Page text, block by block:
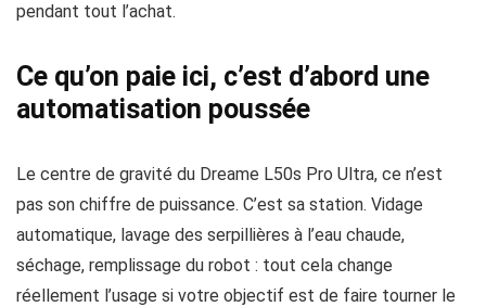
pendant tout l’achat.
Ce qu’on paie ici, c’est d’abord une
automatisation poussée
Le centre de gravité du Dreame L50s Pro Ultra, ce n’est
pas son chiffre de puissance. C’est sa station. Vidage
automatique, lavage des serpillières à l’eau chaude,
séchage, remplissage du robot : tout cela change
réellement l’usage si votre objectif est de faire tourner le